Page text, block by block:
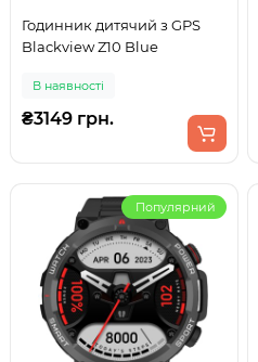
Годинник дитячий з GPS
Blackview Z10 Blue
В наявності
₴3149 грн.
Популярний